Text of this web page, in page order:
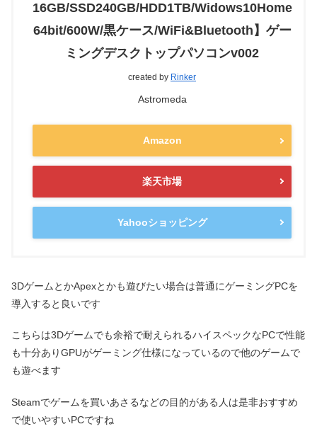
16GB/SSD240GB/HDD1TB/Widows10Home
64bit/600W/黒ケース/WiFi&Bluetooth】ゲー
ミングデスクトップパソコンv002
created by Rinker
Astromeda
Amazon
楽天市場
Yahooショッピング
3DゲームとかApexとかも遊びたい場合は普通にゲーミングPCを
導入すると良いです
こちらは3Dゲームでも余裕で耐えられるハイスペックなPCで性能
も十分ありGPUがゲーミング仕様になっているので他のゲームで
も遊べます
Steamでゲームを買いあさるなどの目的がある人は是非おすすめ
で使いやすいPCですね